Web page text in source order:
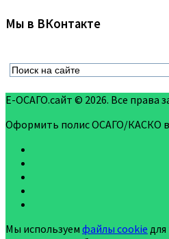
Мы в ВКонтакте
Е-ОСАГО.сайт © 2026. Все права
Оформить полис ОСАГО/КАСКО
Мы используем файлы cookie